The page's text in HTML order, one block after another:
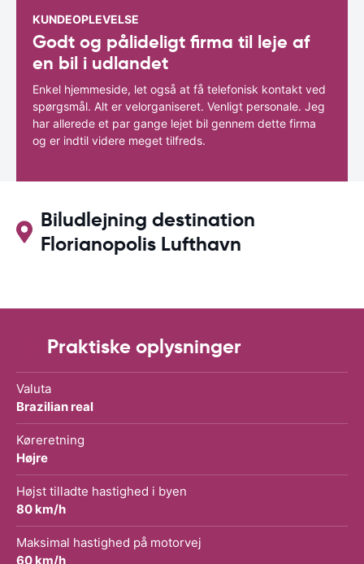
KUNDEOPLEVELSE
Godt og pålideligt firma til leje af
en bil i udlandet
Enkel hjemmeside, let også at få telefonisk kontakt ved
spørgsmål. Alt er velorganiseret. Venligt personale. Jeg
har allerede et par gange lejet bil gennem dette firma
og er indtil videre meget tilfreds.
Biludlejning destination
Florianopolis Lufthavn
Praktiske oplysninger
Valuta
Brazilian real
Køreretning
Højre
Højst tilladte hastighed i byen
80 km/h
Maksimal hastighed på motorvej
60 km/h